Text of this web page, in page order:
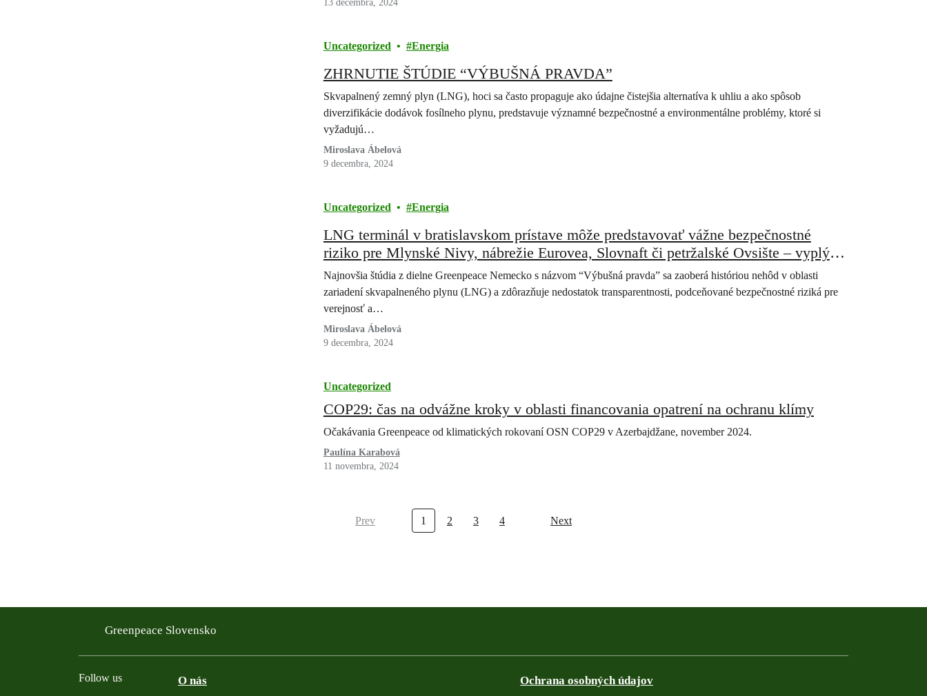
13 decembra, 2024
Uncategorized Energia
ZHRNUTIE ŠTÚDIE “VÝBUŠNÁ PRAVDA”
Skvapalnený zemný plyn (LNG), hoci sa často propaguje ako údajne čistejšia alternatíva k uhliu a ako spôsob
diverzifikácie dodávok fosílneho plynu, predstavuje významné bezpečnostné a environmentálne problémy, ktoré si
vyžadujú…
Miroslava Ábelová
9 decembra, 2024
Uncategorized Energia
LNG terminál v bratislavskom prístave môže predstavovať vážne bezpečnostné
riziko pre Mlynské Nivy, nábrežie Eurovea, Slovnaft či petržalské Ovsište – vyplýva
to z novej štúdie Greenpeace
Najnovšia štúdia z dielne Greenpeace Nemecko s názvom “Výbušná pravda” sa zaoberá históriou nehôd v oblasti
zariadení skvapalneného plynu (LNG) a zdôrazňuje nedostatok transparentnosti, podceňované bezpečnostné riziká pre
verejnosť a…
Miroslava Ábelová
9 decembra, 2024
Uncategorized
COP29: čas na odvážne kroky v oblasti financovania opatrení na ochranu klímy
Očakávania Greenpeace od klimatických rokovaní OSN COP29 v Azerbajdžane, november 2024.
Paulína Karabová
11 novembra, 2024
Prev 1 2 3 4 Next
Greenpeace Slovensko
Follow us O nás Ochrana osobných údajov